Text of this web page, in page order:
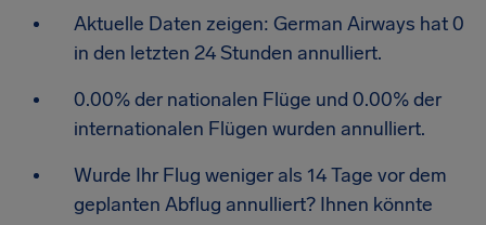
Aktuelle Daten zeigen: German Airways hat 0
in den letzten 24 Stunden annulliert.
0.00% der nationalen Flüge und 0.00% der
internationalen Flügen wurden annulliert.
Wurde Ihr Flug weniger als 14 Tage vor dem
geplanten Abflug annulliert? Ihnen könnte